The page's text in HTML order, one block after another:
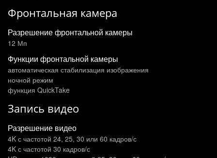
Фронтальная камера
Разрешение фронтальной камеры
12 Мп
Функции фронтальной камеры
автоматическая стабилизация изображения
ночной режим
функция QuickTake
Запись видео
Разрешение видео
4K с частотой 24, 25, 30 или 60 кадров/ с
4K с частотой 30 кадров/ с